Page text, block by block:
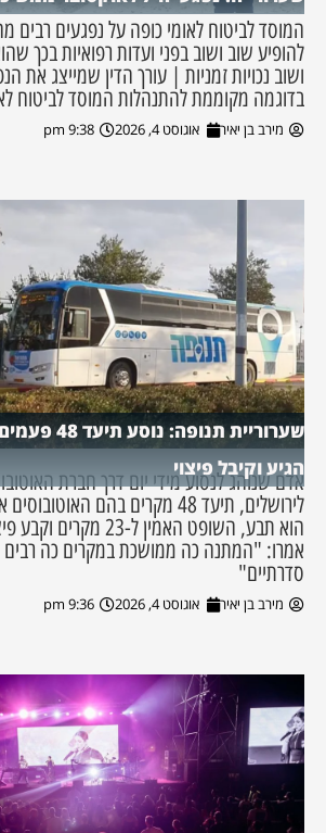
להופיע שוב ושוב בפני ועדות רפואיות בכך
ושוב נכויות זמניות | עורך הדין שמייצג את
בדוגמה מקוממת להתנהלות המוסד לביטוח
מירב בן יאיר אוגוסט 4, 2026 9:38 pm
שערוריית
הגיע וקיבל פיצוי
אדם שנוהג לנסוע מידי יום דרך חברת
לירושלים, תיעד 48 מקרים בהם
הוא תבע, השופט האמין
אמרו: "המתנה כה ממושכת במקרים כה רבים
סדרתיים"
מירב בן יאיר אוגוסט 4, 2026 9:36 pm